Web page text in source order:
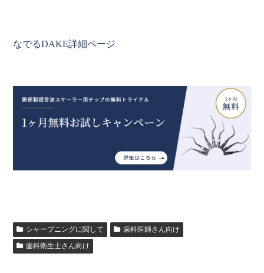
なでるDAKE詳細ページ
シャープニングに関して
歯科医師さん向け
歯科衛生士さん向け